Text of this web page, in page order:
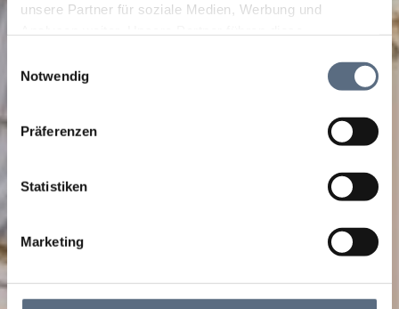
unsere Partner für soziale Medien, Werbung und
zusammen, die Sie ihnen bereitgestellt haben oder die
sie im Rahmen Ihrer Nutzung der Dienste gesammelt
Notwendig
Präferenzen
Statistiken
Marketing